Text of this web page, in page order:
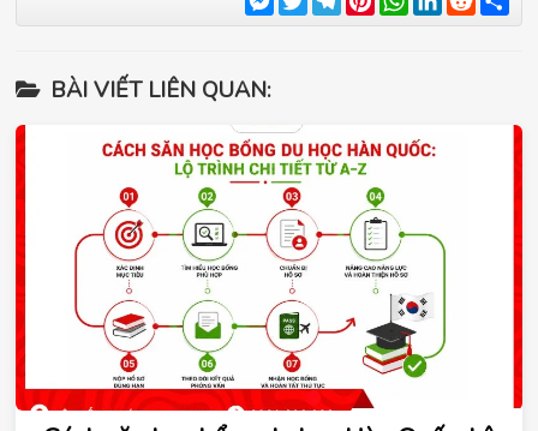
BÀI VIẾT LIÊN QUAN: